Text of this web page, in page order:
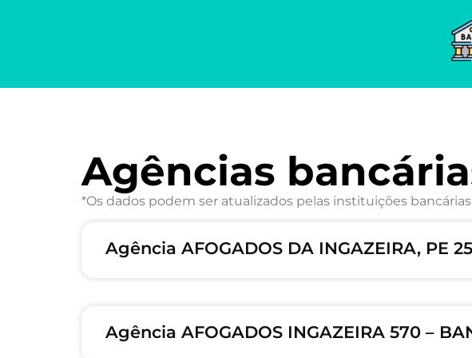
Agências
*Os dados podem ser atualizados pelas instituições
Agência AFOGADOS DA INGAZEIRA, PE
Agência AFOGADOS INGAZEIRA 570 –